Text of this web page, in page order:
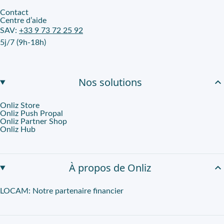
Contact
Centre d’aide
SAV: +33 9 73 72 25 92
5j/7 (9h-18h)
Nos solutions
Onliz Store
Onliz Push Propal
Onliz Partner Shop
Onliz Hub
À propos de Onliz
LOCAM: Notre partenaire financier